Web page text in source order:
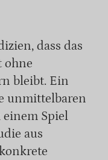
dass das
ohne
bleibt. Ein
unmittelbaren
Spiel
aus